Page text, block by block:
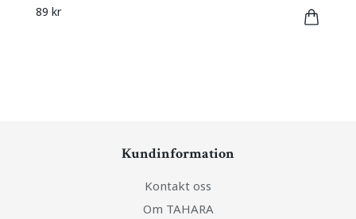
89 kr
Kundinformation
Kontakt oss
Om TAHARA